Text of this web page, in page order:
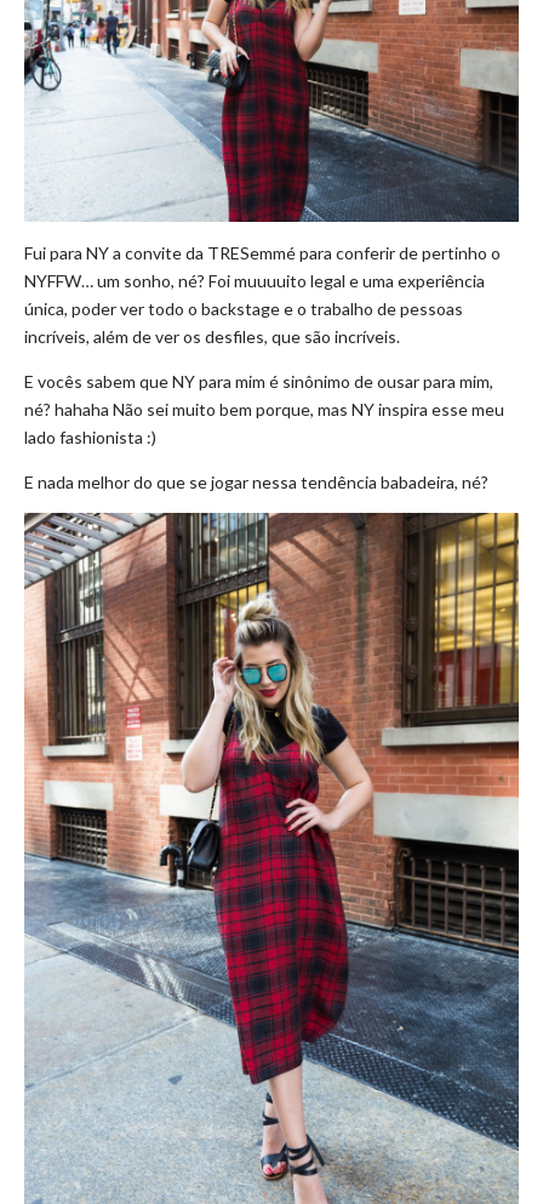
Fui para NY a convite da TRESemmé para conferir de pertinho o
NYFFW… um sonho, né? Foi muuuuito legal e uma experiência
única, poder ver todo o backstage e o trabalho de pessoas
incríveis, além de ver os desfiles, que são incríveis.
E vocês sabem que NY para mim é sinônimo de ousar para mim,
né? hahaha Não sei muito bem porque, mas NY inspira esse meu
lado fashionista :)
E nada melhor do que se jogar nessa tendência babadeira, né?